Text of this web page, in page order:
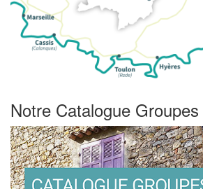
Notre Catalogue